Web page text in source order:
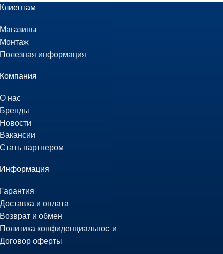
Клиентам
Магазины
Монтаж
Полезная информация
Компания
О нас
Бренды
Новости
Вакансии
Стать партнером
Информация
Гарантия
Доставка и оплата
Возврат и обмен
Политика конфиденциальности
Договор оферты